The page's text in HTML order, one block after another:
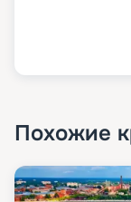
Похожие